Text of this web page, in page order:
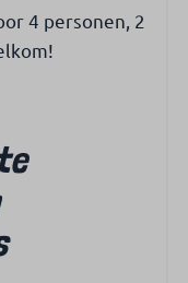
4 personen, 2